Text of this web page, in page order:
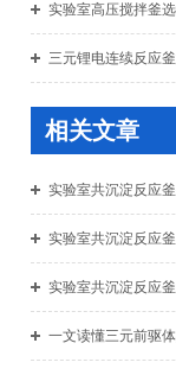
实验室高压搅拌釜
三元锂电连续反应
相关文章
实验室共沉淀反应
实验室共沉淀反应
实验室共沉淀反应
一文读懂三元前驱